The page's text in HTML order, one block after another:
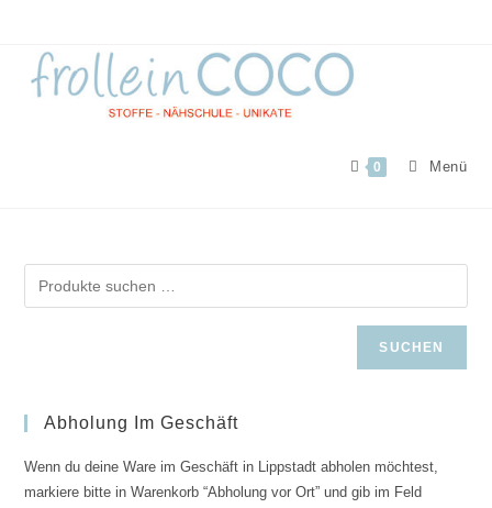
springen
0 Menü
SUCHEN
Abholung Im Geschäft
Wenn du deine Ware im Geschäft in Lippstadt abholen möchtest,
markiere bitte in Warenkorb “Abholung vor Ort” und gib im Feld